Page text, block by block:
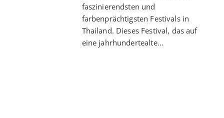
faszinierendsten und
farbenprächtigsten Festivals in
Thailand. Dieses Festival, das auf
eine jahrhundertealte…